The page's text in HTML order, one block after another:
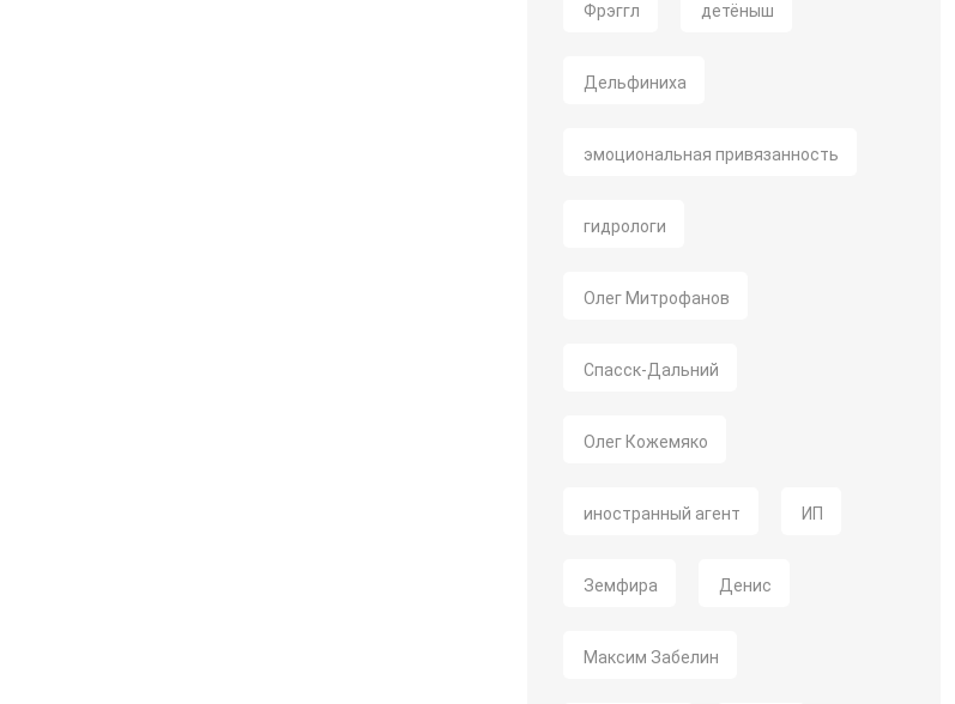
Фрэггл детёныш
Дельфиниха
эмоциональная привязанность
гидрологи
Олег Митрофанов
Спасск-Дальний
Олег Кожемяко
иностранный агент ИП
Земфира Денис
Максим Забелин